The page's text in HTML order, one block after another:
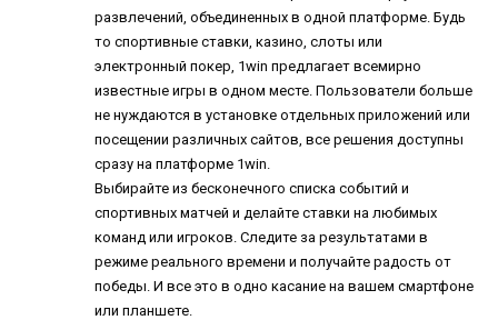
развлечений, объединенных в одной платформе. Будь
то спортивные ставки, казино, слоты или
электронный покер, 1win предлагает всемирно
известные игры в одном месте. Пользователи больше
не нуждаются в установке отдельных приложений или
посещении различных сайтов, все решения доступны
сразу на платформе 1win.
Выбирайте из бесконечного списка событий и
спортивных матчей и делайте ставки на любимых
команд или игроков. Следите за результатами в
режиме реального времени и получайте радость от
победы. И все это в одно касание на вашем смартфоне
или планшете.